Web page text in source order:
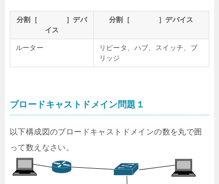
分割［ ］デバ
イス
分割［ ］デバイス
ルーター
リピータ、ハブ、スイッチ、ブ
リッジ
ブロードキャストドメイン問題１
以下構成図のブロードキャストドメインの数を丸で囲
って数えなさい。